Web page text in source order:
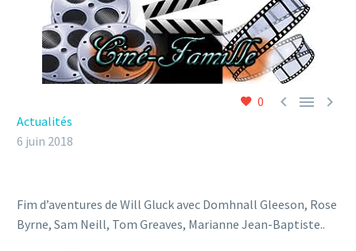
0   
Actualités
6 juin 2018
Fim d’aventures de Will Gluck avec Domhnall Gleeson, Rose
Byrne, Sam Neill, Tom Greaves, Marianne Jean-Baptiste..